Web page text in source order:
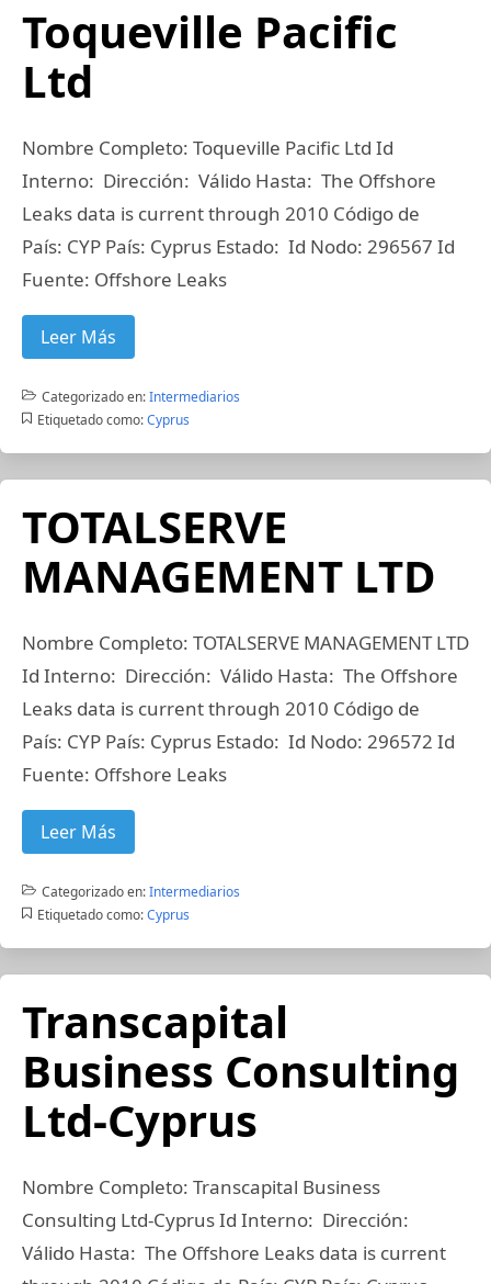
Toqueville Pacific
Ltd
Nombre Completo: Toqueville Pacific Ltd Id
Interno: Dirección: Válido Hasta: The Offshore
Leaks data is current through 2010 Código de
País: CYP País: Cyprus Estado: Id Nodo: 296567 Id
Fuente: Offshore Leaks
Leer Más
Categorizado en:Intermediarios
Etiquetado como: Cyprus
TOTALSERVE
MANAGEMENT LTD
Nombre Completo: TOTALSERVE MANAGEMENT LTD
Id Interno: Dirección: Válido Hasta: The Offshore
Leaks data is current through 2010 Código de
País: CYP País: Cyprus Estado: Id Nodo: 296572 Id
Fuente: Offshore Leaks
Leer Más
Categorizado en:Intermediarios
Etiquetado como: Cyprus
Transcapital
Business Consulting
Ltd-Cyprus
Nombre Completo: Transcapital Business
Consulting Ltd-Cyprus Id Interno: Dirección:
Válido Hasta: The Offshore Leaks data is current